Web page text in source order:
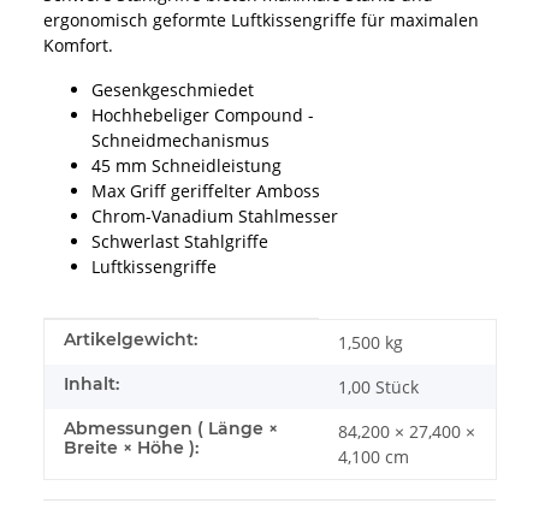
ergonomisch geformte Luftkissengriffe für maximalen
Komfort.
Gesenkgeschmiedet
Hochhebeliger Compound -
Schneidmechanismus
45 mm Schneidleistung
Max Griff geriffelter Amboss
Chrom-Vanadium Stahlmesser
Schwerlast Stahlgriffe
Luftkissengriffe
Produkteigenschaft
Wert
Artikelgewicht: 1,500 kg
Inhalt: 1,00 Stück
Abmessungen ( Länge ×
Breite × Höhe ):
84,200 × 27,400 ×
4,100 cm